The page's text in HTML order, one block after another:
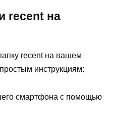
recent на
recent на вашем
инструкциям:
смартфона с помощью